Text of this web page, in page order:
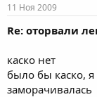
11 Ноя 2009
Re: оторвали
каско нет
было бы каско, я
заморачивалась